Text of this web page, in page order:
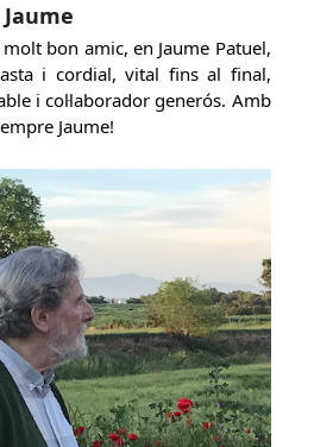
bon amic, en Jaume Patuel,
i cordial, vital fins al final,
i col·laborador generós. Amb
Jaume!